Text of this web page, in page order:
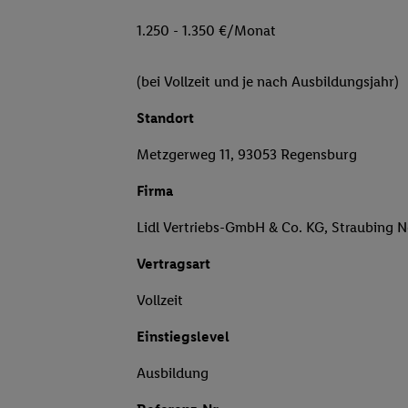
1.250 - 1.350 €/Monat
(bei Vollzeit und je nach Ausbildungsjahr)
Standort
Metzgerweg 11, 93053 Regensburg
Firma
Lidl Vertriebs-GmbH & Co. KG, Straubing
Vertragsart
Vollzeit
Einstiegslevel
Ausbildung